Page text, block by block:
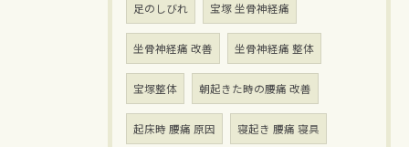
足のしびれ 宝塚 坐骨神経痛
坐骨神経痛 改善 坐骨神経痛 整体
宝塚整体 朝起きた時の腰痛 改善
起床時 腰痛 原因 寝起き 腰痛 寝具